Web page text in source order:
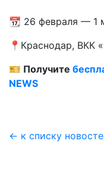
📆 26 февраля — 1
📍Краснодар, ВКК
🎫 Получите
NEWS
← к списку